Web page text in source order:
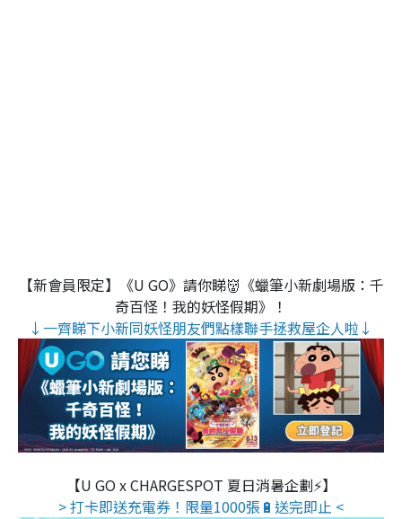
【新會員限定】《U GO》請你睇👹《蠟筆小新劇場版：千
奇百怪！我的妖怪假期》！
↓一齊睇下小新同妖怪朋友們點樣聯手拯救屋企人啦↓
【U GO x CHARGESPOT 夏日消暑企劃⚡】
> 打卡即送充電券！限量1000張🔋送完即止 <